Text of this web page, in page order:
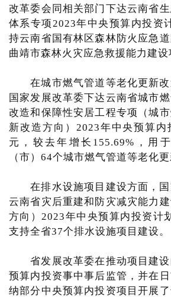
改革委会同相关部门下达云南省
体系专项2023年中央预算内投资
持云南省国有林区森林防火应急道
曲靖市森林火灾应急救援能力建设
在城市燃气管道等老化更新改
国家发展改革委下达云南省城市
改造和保障性安居工程专项（城
新改造方向）2023年中央预算内
元，较去年增长155.69%，用
（市）64个城市燃气管道等老化
在排水设施项目建设方面，国
云南省灾后重建和防灾减灾能力
方向）2023年中央预算内投资计
支持全省37个排水设施项目建设。
省发展改革委在推动项目建设
预算内投资事中事后监管，并在
纳部分中央预算内投资项目开展